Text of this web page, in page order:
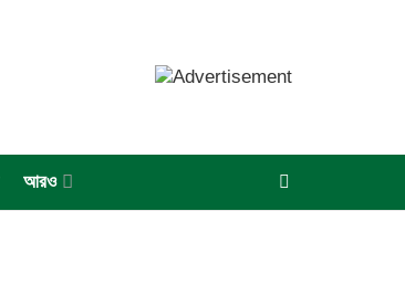
আরও